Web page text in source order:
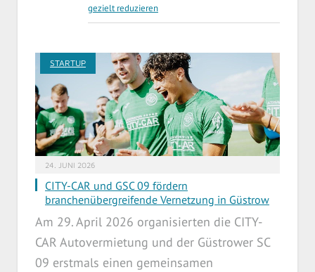
gezielt reduzieren
STARTUP
24. JUNI 2026
CITY-CAR und GSC 09 fördern
branchenübergreifende Vernetzung in Güstrow
Am 29. April 2026 organisierten die CITY-
CAR Autovermietung und der Güstrower SC
09 erstmals einen gemeinsamen